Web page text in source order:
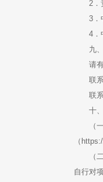
2．
3．
4．
九
请
联
联
十
（
（
（
自行对